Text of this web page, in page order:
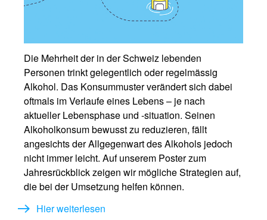
Die Mehrheit der in der Schweiz lebenden
Personen trinkt gelegentlich oder regelmässig
Alkohol. Das Konsummuster verändert sich dabei
oftmals im Verlaufe eines Lebens – je nach
aktueller Lebensphase und -situation. Seinen
Alkoholkonsum bewusst zu reduzieren, fällt
angesichts der Allgegenwart des Alkohols jedoch
nicht immer leicht. Auf unserem Poster zum
Jahresrückblick zeigen wir mögliche Strategien auf,
die bei der Umsetzung helfen können.
Hier weiterlesen